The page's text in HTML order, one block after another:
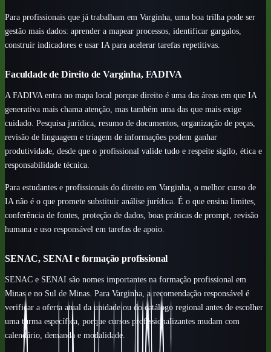
Para profissionais que já trabalham em Varginha, uma boa trilha pode ser
gestão mais dados: aprender a mapear processos, identificar gargalos,
construir indicadores e usar IA para acelerar tarefas repetitivas.
Faculdade de Direito de Varginha, FADIVA
A FADIVA entra no mapa local porque direito é uma das áreas em que IA
generativa mais chama atenção, mas também uma das que mais exige
cuidado. Pesquisa jurídica, resumo de documentos, organização de peças,
revisão de linguagem e triagem de informações podem ganhar
produtividade, desde que o profissional valide tudo e respeite sigilo, ética e
responsabilidade técnica.
Para estudantes e profissionais do direito em Varginha, o melhor curso de
IA não é o que promete substituir análise jurídica. É o que ensina limites,
conferência de fontes, proteção de dados, boas práticas de prompt, revisão
humana e uso responsável em tarefas de apoio.
SENAC, SENAI e formação profissional
SENAC e SENAI são nomes importantes na formação profissional em
Minas e no Sul de Minas. Para Varginha, a recomendação responsável é
verificar a oferta atual da unidade ou do catálogo regional antes de escolher
uma turma específica, porque cursos profissionalizantes mudam com
calendário, demanda e modalidade.